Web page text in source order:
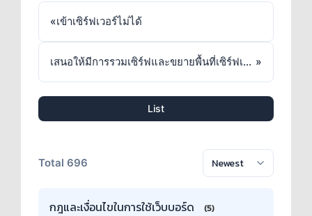
«เข้าเซิร์ฟเวอร์ไม่ได้
เสนอให้มีการรวมเซิร์ฟและขยายพื้นที่เซิร์ฟเวอร์ »
List
Total 696
กฎและเงื่อนไขในการใช้เว็บบอร์ด
(5)